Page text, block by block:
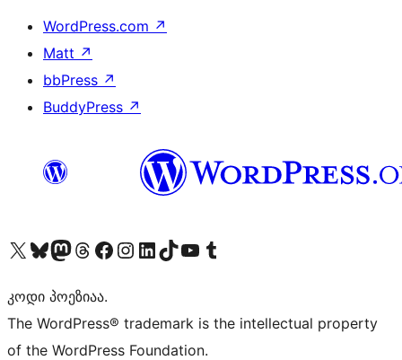
WordPress.com ↗
Matt ↗
bbPress ↗
BuddyPress ↗
Visit our X (formerly Twitter) account
Visit our Bluesky account
Visit our Mastodon account
Visit our Threads account
Visit our Facebook page
Visit our Instagram account
Visit our LinkedIn account
Visit our TikTok account
Visit our YouTube channel
Visit our Tumblr account
კოდი პოეზიაა.
The WordPress® trademark is the intellectual property
of the WordPress Foundation.